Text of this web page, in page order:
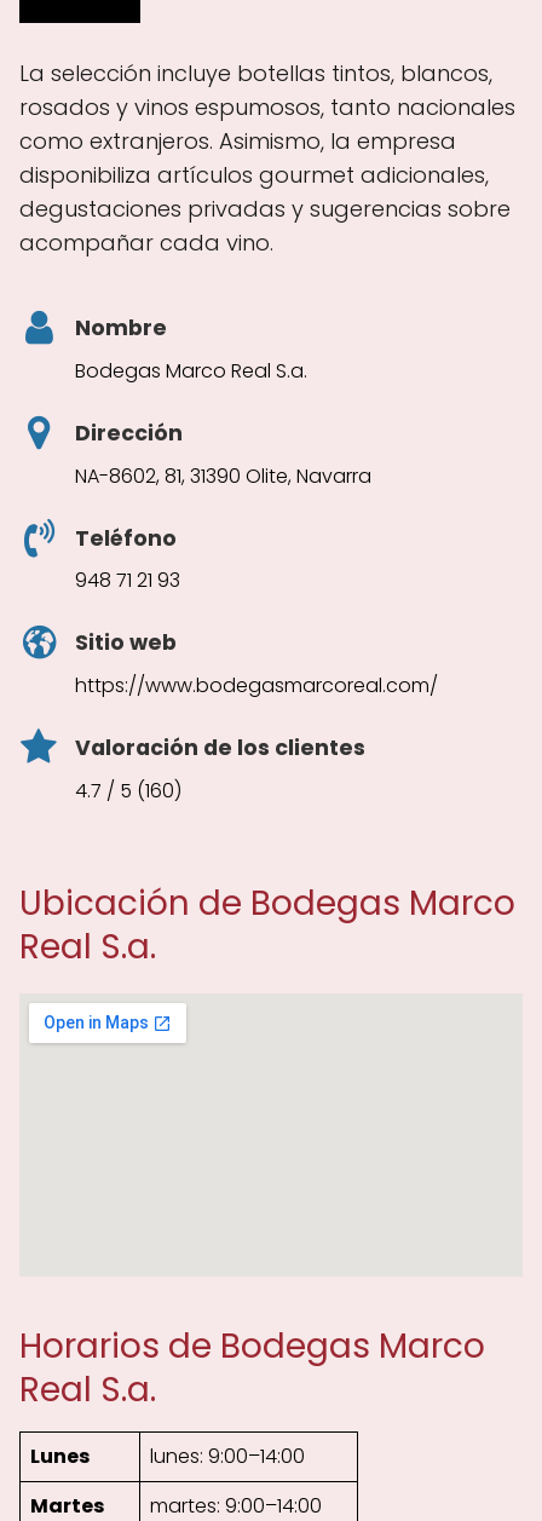
La selección incluye botellas tintos, blancos,
rosados y vinos espumosos, tanto nacionales
como extranjeros. Asimismo, la empresa
disponibiliza artículos gourmet adicionales,
degustaciones privadas y sugerencias sobre
acompañar cada vino.
Nombre
Bodegas Marco Real S.a.
Dirección
NA-8602, 81, 31390 Olite, Navarra
Teléfono
948 71 21 93
Sitio web
https://www.bodegasmarcoreal.com/
Valoración de los clientes
4.7 / 5 (160)
Ubicación de Bodegas Marco
Real S.a.
Horarios de Bodegas Marco
Real S.a.
Lunes
lunes: 9:00–14:00
Martes
martes: 9:00–14:00